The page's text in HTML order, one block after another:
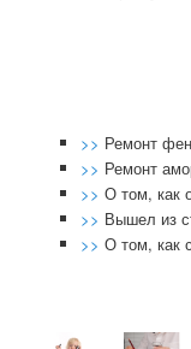
>> Ремонт
>> Ремонт
>> О том, как
>> Вышел из
>> О том, как